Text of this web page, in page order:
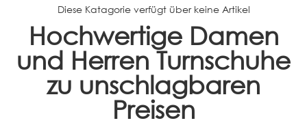
Diese Katagorie verfügt über keine Artikel
Hochwertige Damen
und Herren Turnschuhe
zu unschlagbaren
Preisen